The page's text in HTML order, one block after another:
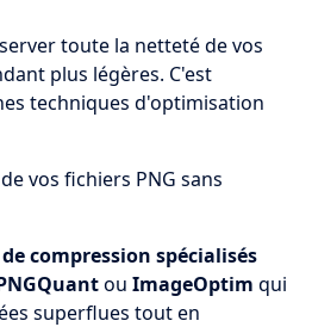
toute la netteté de vos
plus légères. C'est
techniques d'optimisation
de vos fichiers PNG sans
compression spécialisés
ou ImageOptim qui
superflues tout en